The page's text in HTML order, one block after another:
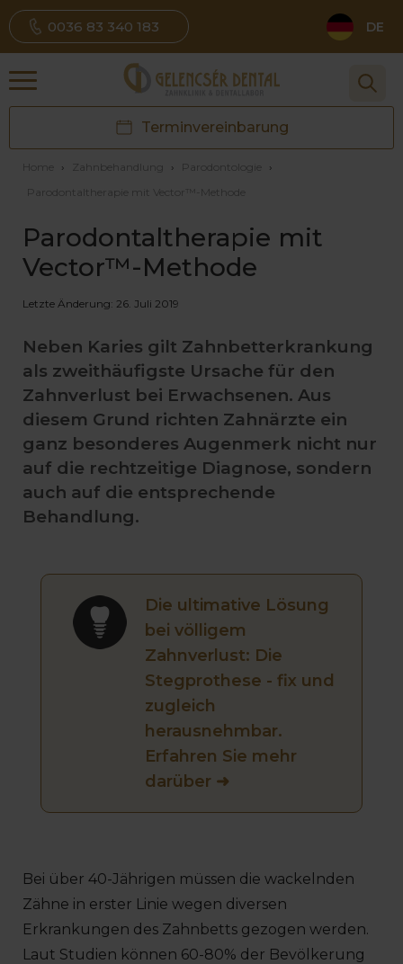
0036 83 340 183 DE
Terminvereinbarung
Home › Zahnbehandlung › Parodontologie
›
Parodontaltherapie mit Vector™-Methode
Parodontaltherapie mit
Vector™-Methode
Letzte Änderung: 26. Juli 2019
Neben Karies gilt Zahnbetterkrankung
als zweithäufigste Ursache für den
Zahnverlust bei Erwachsenen. Aus
diesem Grund richten Zahnärzte ein
ganz besonderes Augenmerk nicht nur
auf die rechtzeitige Diagnose, sondern
auch auf die entsprechende
Behandlung.
Die ultimative Lösung
bei völligem
Zahnverlust: Die
Stegprothese - fix und
zugleich
herausnehmbar.
Erfahren Sie mehr
darüber ➜
Bei über 40-Jährigen müssen die wackelnden
Zähne in erster Linie wegen diversen
Erkrankungen des Zahnbetts gezogen werden.
Laut Studien können 60-80% der Bevölkerung